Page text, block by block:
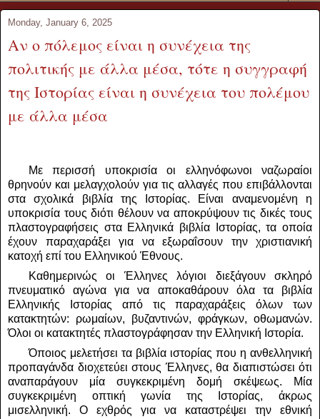
Monday, January 6, 2025
Αν ο πόλεμος είναι η συνέχεια της
πολιτικής με άλλα μέσα, τότε η συγγραφή
της Ιστορίας είναι η συνέχεια του πολέμου
με άλλα μέσα
Με περισσή υποκρισία οι ελληνόφωνοι ναζωραίοι
θρηνούν και μελαγχολούν για τις αλλαγές που επιβάλλονται
στα σχολικά βιβλία της Ιστορίας. Είναι αναμενομένη η
υποκρισία τους διότι θέλουν να αποκρύψουν τις δικές τους
πλαστογραφήσεις στα Ελληνικά βιβλία Ιστορίας, τα οποία
έχουν παραχαράξει για να εξωραΐσουν την χριστιανική
κατοχή επί του Ελληνικού Έθνους.
Καθημερινώς οι Έλληνες λόγιοι διεξάγουν σκληρό
πνευματικό αγώνα για να αποκαθάρουν όλα τα βιβλία
Ελληνικής Ιστορίας από τις παραχαράξεις όλων των
κατακτητών: ρωμαίων, βυζαντινών, φράγκων, οθωμανών.
Όλοι οι κατακτητές πλαστογράφησαν την Ελληνική Ιστορία.
Όποιος μελετήσει τα βιβλία ιστορίας που η ανθελληνική
προπαγάνδα διοχετεύει στους Έλληνες, θα διαπιστώσει ότι
αναπαράγουν μία συγκεκριμένη δομή σκέψεως. Μία
συγκεκριμένη οπτική γωνία της Ιστορίας, άκρως
μισελληνική. Ο εχθρός για να καταστρέψει την εθνική